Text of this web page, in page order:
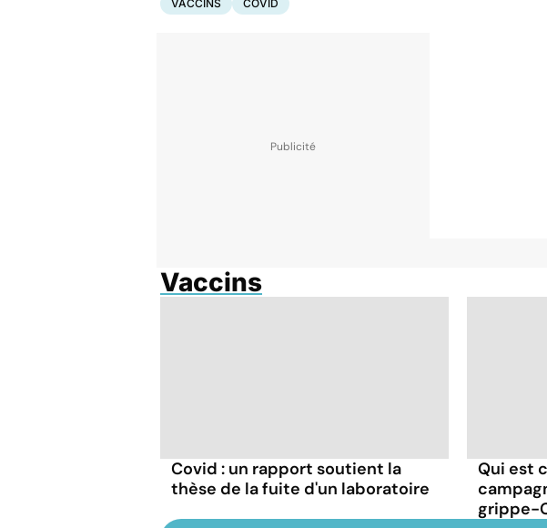
VACCINS COVID
Vaccins
Covid : un rapport soutient la
thèse de la fuite d'un laboratoire
Qui est
grippe-